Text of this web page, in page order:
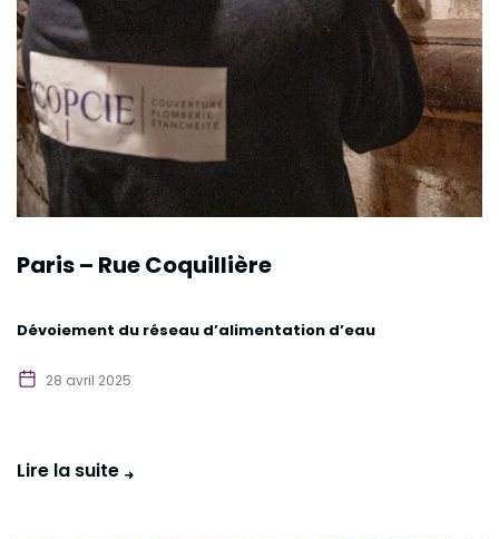
Paris – Rue Coquillière
Dévoiement du réseau d’alimentation d’eau
28 avril 2025
Lire la suite